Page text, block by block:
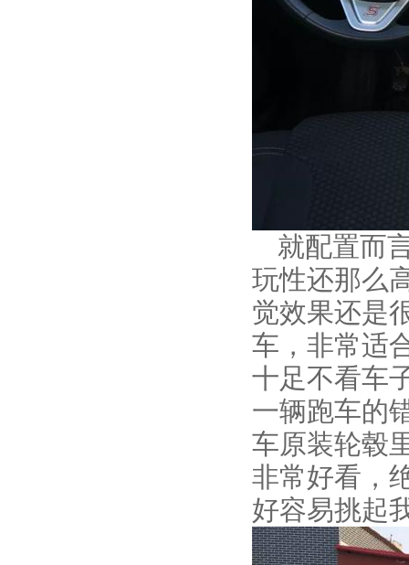
就配置而
玩性还那么
觉效果还是
车，非常适
十足不看车
一辆跑车的
车原装轮毂
非常好看，
好容易挑起